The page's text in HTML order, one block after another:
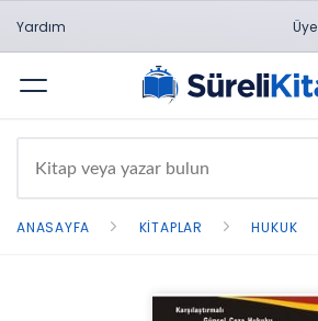
Yardım
Menü
ANASAYFA KITAPLAR HUKUK